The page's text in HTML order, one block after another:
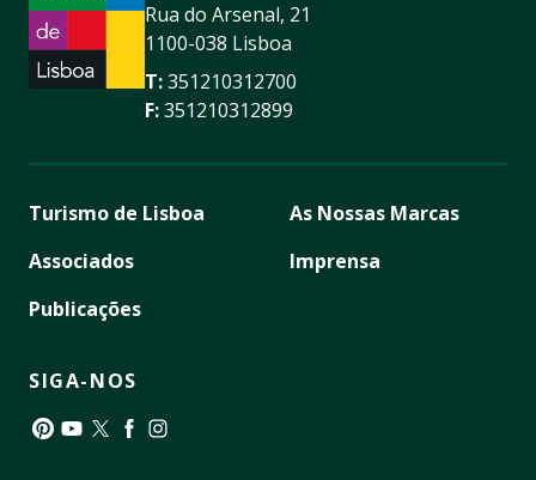
Rua do Arsenal, 21
1100-038 Lisboa
T:351210312700
F:351210312899
Turismo de Lisboa
Associados
Publicações
As Nossas Marcas
Imprensa
SIGA-NOS